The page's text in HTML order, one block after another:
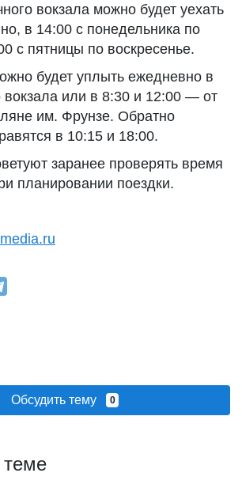
вокзала можно будет уехать
в 14:00 с понедельника по
с пятницы по воскресенье.
будет уплыть ежедневно в
вокзала или в 8:30 и 12:00 — от
им. Фрунзе. Обратно
в 10:15 и 18:00.
заранее проверять время
планировании поездки.
Обсудить тему 0
теме